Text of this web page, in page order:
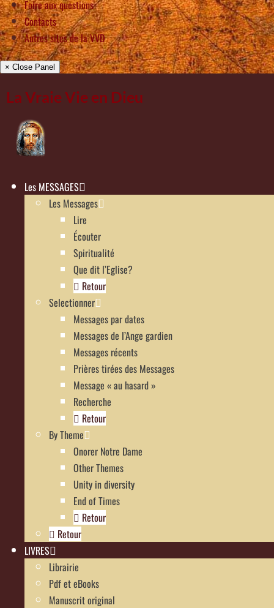
Foire aux questions
Contacts
Autres sites de la VVD
× Close Panel
La Vraie Vie en Dieu
Les MESSAGES
Les Messages
Lire
Écouter
Spiritualité
Que dit l’Eglise?
Retour
Selectionner
Messages par dates
Messages de l’Ange gardien
Messages récents
Prières tirées des Messages
Message « au hasard »
Recherche
Retour
By Theme
Onorer Notre Dame
Other Themes
Unity in diversity
End of Times
Retour
Retour
LIVRES
Librairie
Pdf et eBooks
Manuscrit original